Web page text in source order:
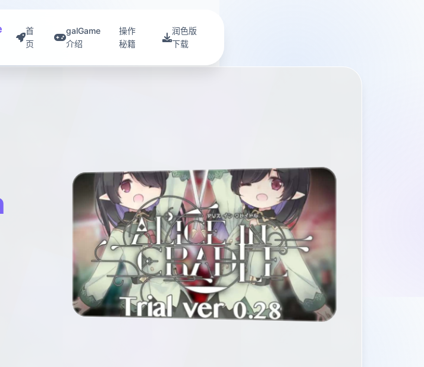
首
页
galGame
介绍
操作
秘籍
润色版
下载